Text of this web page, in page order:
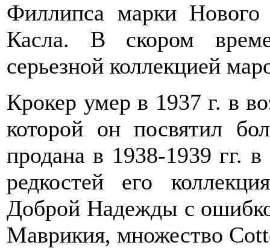
Филлипса марки
Касла. В скором
серьезной коллекцией
Крокер умер в 1937 г. в
которой он посвятил
продана в 1938-1939 гг.
редкостей его
Доброй Надежды с
Маврикия, множество